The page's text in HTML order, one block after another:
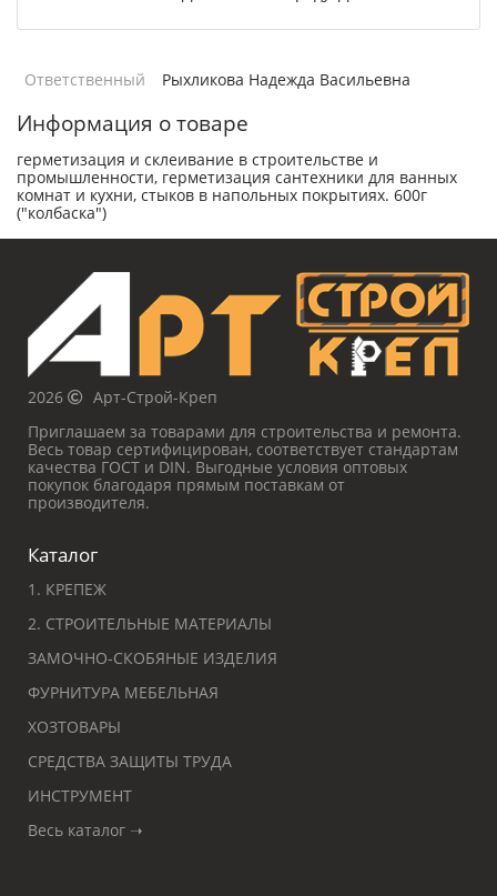
Ответственный Рыхликова Надежда Васильевна
Информация о товаре
герметизация и склеивание в строительстве и
промышленности, герметизация сантехники для ванных
комнат и кухни, стыков в напольных покрытиях. 600г
("колбаска")
2026
Арт-Строй-Креп
Приглашаем за товарами для строительства и ремонта.
Весь товар сертифицирован, соответствует стандартам
качества ГОСТ и DIN. Выгодные условия оптовых
покупок благодаря прямым поставкам от
производителя.
Каталог
1. КРЕПЕЖ
2. СТРОИТЕЛЬНЫЕ МАТЕРИАЛЫ
ЗАМОЧНО-СКОБЯНЫЕ ИЗДЕЛИЯ
ФУРНИТУРА МЕБЕЛЬНАЯ
ХОЗТОВАРЫ
СРЕДСТВА ЗАЩИТЫ ТРУДА
ИНСТРУМЕНТ
Весь каталог ➝